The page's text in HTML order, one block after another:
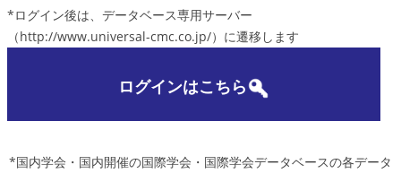
*ログイン後は、データベース専用サーバー
（http://www.universal-cmc.co.jp/）に遷移します
ログインはこちら
*国内学会・国内開催の国際学会・国際学会データベースの各データ